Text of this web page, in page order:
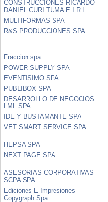
CONSTRUCCIONES RICARDO
DANIEL CURI TUMA E.I.R.L.
MULTIFORMAS SPA
R&S PRODUCCIONES SPA
Fraccion spa
POWER SUPPLY SPA
EVENTISIMO SPA
PUBLIBOX SPA
DESARROLLO DE NEGOCIOS
LML SPA
IDE Y BUSTAMANTE SPA
VET SMART SERVICE SPA
HEPSA SPA
NEXT PAGE SPA
ASESORIAS CORPORATIVAS
SCPA SPA
Ediciones E Impresiones
Copygraph Spa